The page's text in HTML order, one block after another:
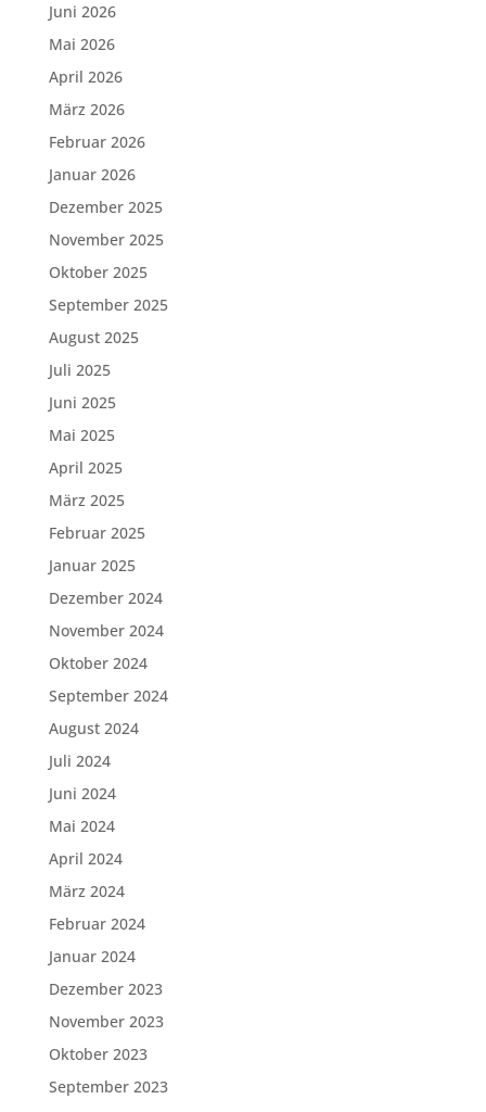
Juni 2026
Mai 2026
April 2026
März 2026
Februar 2026
Januar 2026
Dezember 2025
November 2025
Oktober 2025
September 2025
August 2025
Juli 2025
Juni 2025
Mai 2025
April 2025
März 2025
Februar 2025
Januar 2025
Dezember 2024
November 2024
Oktober 2024
September 2024
August 2024
Juli 2024
Juni 2024
Mai 2024
April 2024
März 2024
Februar 2024
Januar 2024
Dezember 2023
November 2023
Oktober 2023
September 2023